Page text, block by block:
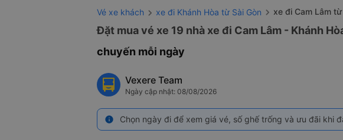
Vé xe khách xe đi Khánh Hòa từ Sài Gòn xe đi Cam Lâm
Đặt mua vé xe 19 nhà xe đi Cam Lâm - Khánh
chuyến mỗi ngày
Vexere Team
Ngày cập nhật: 08/08/2026
info Chọn ngày đi để xem giá vé, số ghế trống và ưu đãi khi